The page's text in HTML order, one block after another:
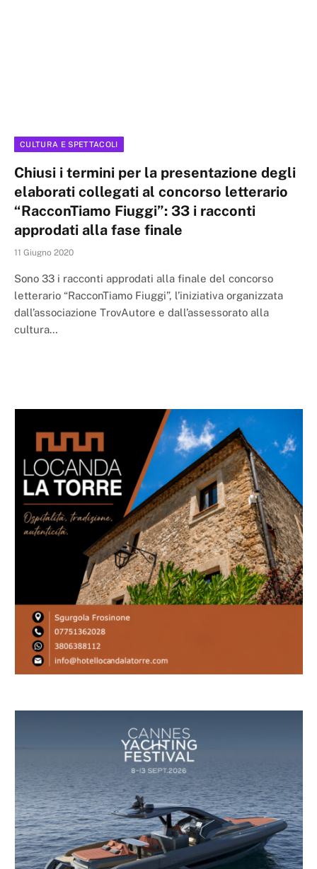
CULTURA E SPETTACOLI
Chiusi i termini per la presentazione degli
elaborati collegati al concorso letterario
“RacconTiamo Fiuggi”: 33 i racconti
approdati alla fase finale
11 Giugno 2020
Sono 33 i racconti approdati alla finale del concorso
letterario “RacconTiamo Fiuggi”, l’iniziativa organizzata
dall’associazione TrovAutore e dall’assessorato alla
cultura…